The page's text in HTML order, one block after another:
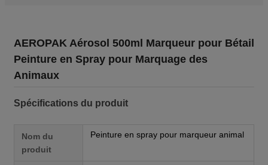
AEROPAK Aérosol 500ml Marqueur pour Bétail
Peinture en Spray pour Marquage des
Animaux
Spécifications du produit
Nom du
produit
Peinture en spray pour marqueur animal